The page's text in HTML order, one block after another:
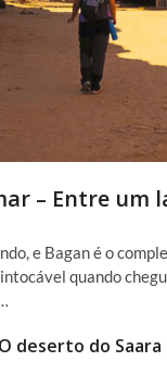
– Entre um
e Bagan é o
quando
O deserto do Saara